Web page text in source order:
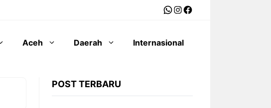
WhatsApp
Instagram
Facebook
Aceh Daerah Internasional
POST TERBARU